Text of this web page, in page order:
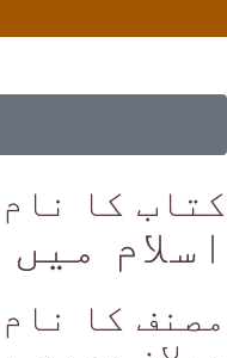
کتاب کا
اسلام
مصنف کا